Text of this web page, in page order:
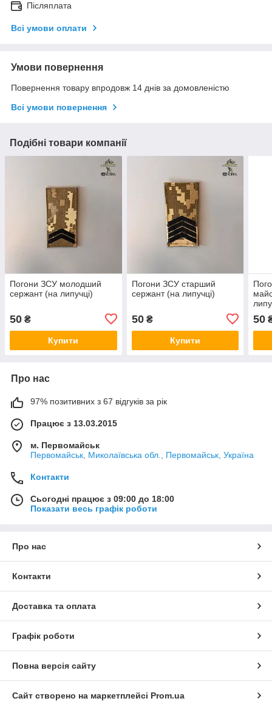
Післяплата
Всі умови оплати
Умови повернення
Повернення товару впродовж 14 днів за домовленістю
Всі умови повернення
Подібні товари компанії
Погони ЗСУ молодший
сержант (на липучці)
50 ₴
Купити
Погони ЗСУ старший
сержант (на липучці)
50₴
Купити
50
Про нас
97% позитивних з 67 відгуків за рік
Працює з 13.03.2015
м. Первомайськ
Первомайськ, Миколаївська обл., Первомайськ, Україна
Контакти
Сьогодні працює з 09:00 до 18:00
Показати весь графік роботи
Про нас
Контакти
Доставка та оплата
Графік роботи
Повна версія сайту
Сайт створено на маркетплейсі Prom.ua